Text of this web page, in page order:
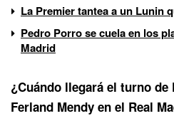
La Premier tantea a un Lunin
Pedro Porro se cuela en los
Madrid
¿Cuándo llegará el turno de
Ferland Mendy en el Real